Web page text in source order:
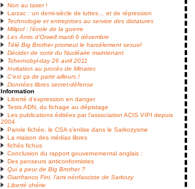
Non au taser !
Larzac : un demi-siècle de luttes… et de répression
Technologie et entreprises au service des dictatures
Milipol : l’école de la guerre
Les Amis d’Orwell mardi 6 décembre
Télé Big Brother promeut le harcélement sexuel
Décider de sortir du Nucléaire maintenant
Tchernobyl-day 26 avril 2011
Invitation au procès de Minatec
C’est ça de partir ailleurs !
Données libres secret-défense
Information
Liberté d’expression en danger
Tests ADN, du fichage au dépistage
Les publications éditées par l’association ACIS VIPI depuis
2004
Parole fichée, le CSA s’enlise dans le Sarkozysme
La maison des médias libres
fichés fichus
Conclusion du rapport gouvernemental anglais :
Des penseurs anticonformistes
Qui a peur de Big Brother ?
Gianfranco Fini, l’ami néofasciste de Sarkozy
Liberté chérie